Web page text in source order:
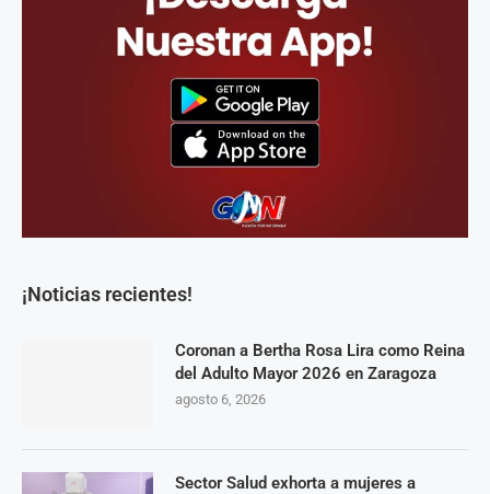
¡Noticias recientes!
Coronan a Bertha Rosa Lira como Reina
del Adulto Mayor 2026 en Zaragoza
agosto 6, 2026
Sector Salud exhorta a mujeres a